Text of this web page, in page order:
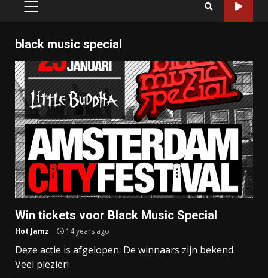
PRIMARY
black music special
Win tickets voor Black Music Special
Hot Jamz 14 years ago
Deze actie is afgelopen. De winnaars zijn bekend.
Veel plezier!